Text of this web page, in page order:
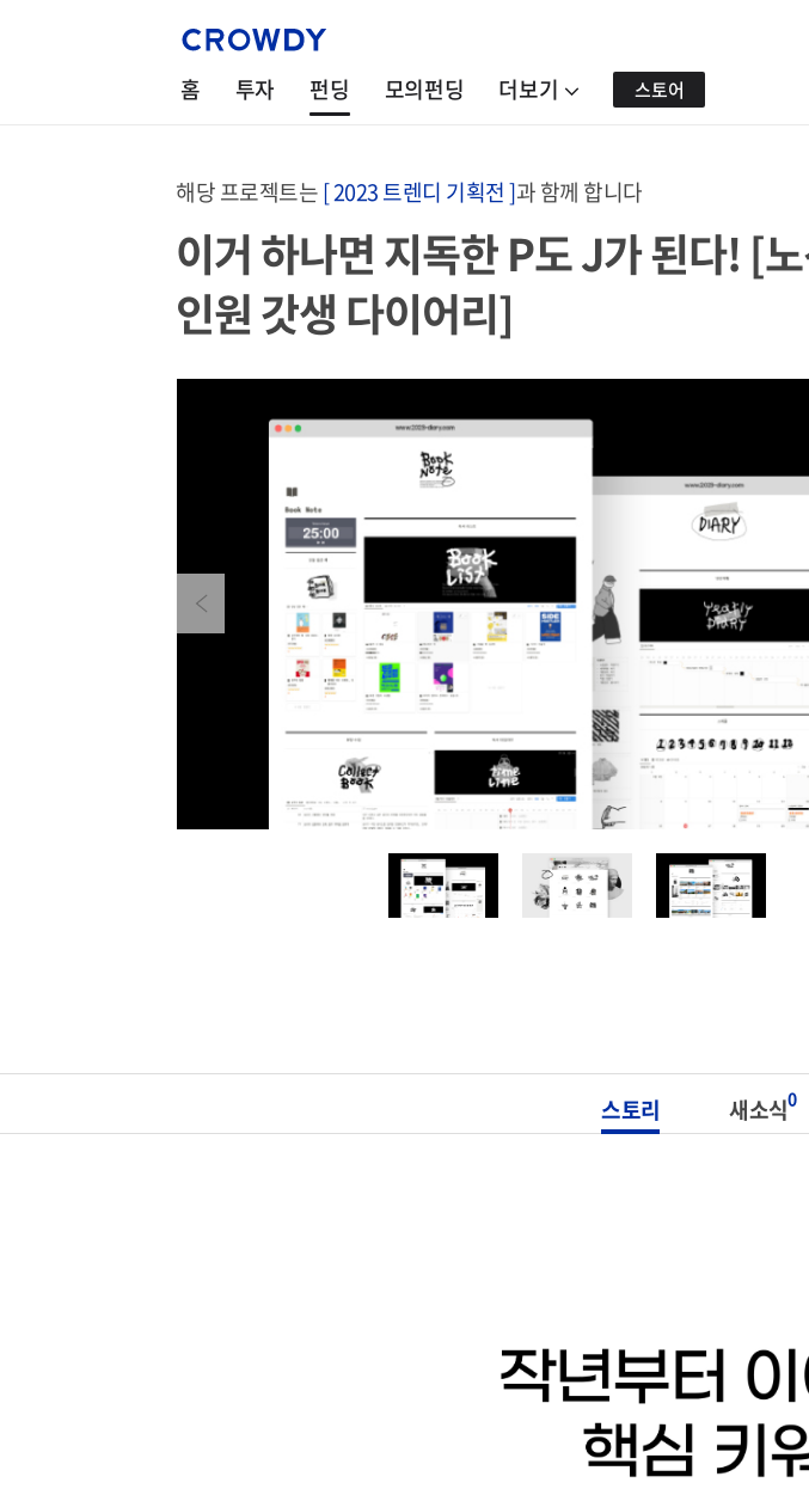
홈 투자 펀딩 모의펀딩 더보기 스토어
해당 프로젝트는[ 2023 트렌디 기획전 ]과 함께 합니다
이거 하나면 지독한 P도 J가 된다! [
인원 갓생 다이어리]
Previous
스토리 새소식0